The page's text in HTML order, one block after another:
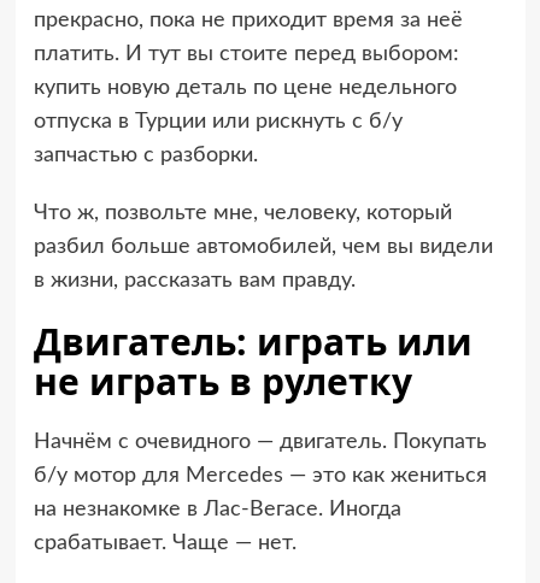
прекрасно, пока не приходит время за неё
платить. И тут вы стоите перед выбором:
купить новую деталь по цене недельного
отпуска в Турции или рискнуть с б/у
запчастью с разборки.
Что ж, позвольте мне, человеку, который
разбил больше автомобилей, чем вы видели
в жизни, рассказать вам правду.
Двигатель: играть или
не играть в рулетку
Начнём с очевидного — двигатель. Покупать
б/у мотор для Mercedes — это как жениться
на незнакомке в Лас-Вегасе. Иногда
срабатывает. Чаще — нет.